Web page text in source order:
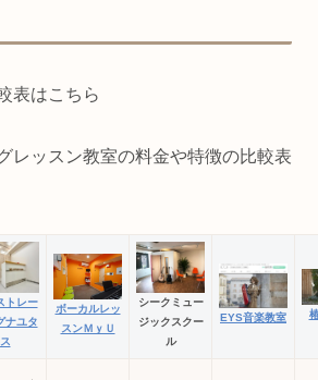
表はこちら
レッスン教室の料金や特徴の比較表
トレー
ナユタ
ス
ボーカルレッ
スンＭｙＵ
シークミュー
ジックスクー
ル
EYS音楽教室